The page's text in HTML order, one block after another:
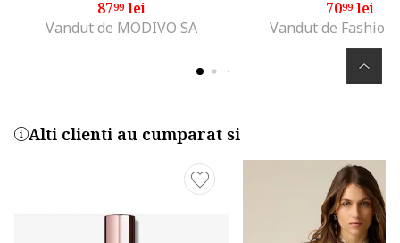
8799lei
Vandut de MODIVO SA
7099lei
Vandut de Fashion
Alti clienti au cumparat si